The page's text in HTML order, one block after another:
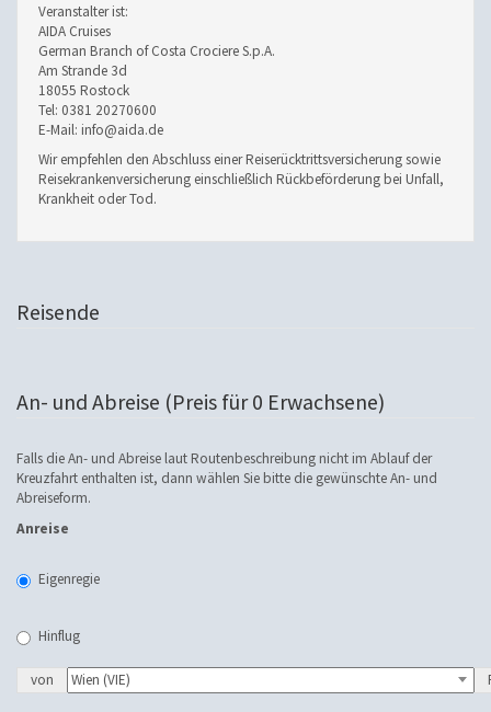
Veranstalter ist:
AIDA Cruises
German Branch of Costa Crociere S.p.A.
Am Strande 3d
18055 Rostock
Tel: 0381 20270600
E-Mail: info@aida.de
Wir empfehlen den Abschluss einer Reiserücktrittsversicherung sowie
Reisekrankenversicherung einschließlich Rückbeförderung bei Unfall,
Krankheit oder Tod.
Reisende
An- und Abreise (Preis für 0 Erwachsene)
Falls die An- und Abreise laut Routenbeschreibung nicht im Ablauf der
Kreuzfahrt enthalten ist, dann wählen Sie bitte die gewünschte An- und
Abreiseform.
Anreise
Eigenregie
Hinflug
von